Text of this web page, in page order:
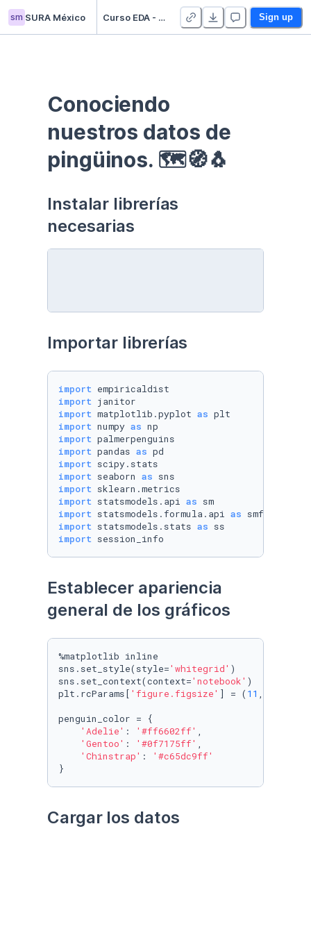
sm SURA México Curso EDA - Communication - Duplicate Sign up
Conociendo
nuestros datos de
pingüinos. 🗺🧭🐧
Instalar librerías
necesarias
Importar librerías
import
import
import matplotlib.pyplot as
import numpy as
import
import pandas as
import
import seaborn as
import
import statsmodels.api as
import statsmodels.formula.api as
import statsmodels.stats as
import session_info
Establecer apariencia
general de los gráficos
%matplotlib inline
sns.set_style(style='whitegrid' )
sns.set_context(context='notebook' )
plt.rcParams[ 'figure.figsize' ] = ( 11 ,
penguin_color = {
'Adelie' : '#ff6602ff' ,
'Gentoo' : '#0f7175ff' ,
'Chinstrap' :
'#c65dc9ff'
}
Cargar los datos